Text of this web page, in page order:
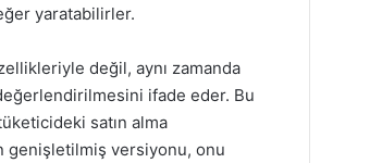
yaratabilirler.
değil, aynı zamanda
ifade eder. Bu
satın alma
genişletilmiş versiyonu, onu